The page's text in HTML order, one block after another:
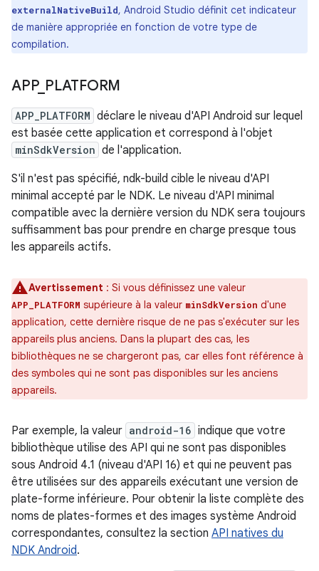
externalNativeBuild, Android Studio définit cet indicateur
de manière appropriée en fonction de votre type de
compilation.
APP_ PLATFORM
APP_PLATFORM déclare le niveau d'API Android sur lequel
est basée cette application et correspond à l'objet
minSdkVersion de l'application.
S'il n'est pas spécifié, ndk-build cible le niveau d'API
minimal accepté par le NDK. Le niveau d'API minimal
compatible avec la dernière version du NDK sera toujours
suffisamment bas pour prendre en charge presque tous
les appareils actifs.
Avertissement : Si vous définissez une valeur
APP_PLATFORM supérieure à la valeur minSdkVersion d'une
application, cette dernière risque de ne pas s'exécuter sur les
appareils plus anciens. Dans la plupart des cas, les
bibliothèques ne se chargeront pas, car elles font référence à
des symboles qui ne sont pas disponibles sur les anciens
appareils.
Par exemple, la valeur android-16 indique que votre
bibliothèque utilise des API qui ne sont pas disponibles
sous Android 4.1 (niveau d'API 16) et qui ne peuvent pas
être utilisées sur des appareils exécutant une version de
plate-forme inférieure. Pour obtenir la liste complète des
noms de plates-formes et des images système Android
correspondantes, consultez la section API natives du
NDK Android.